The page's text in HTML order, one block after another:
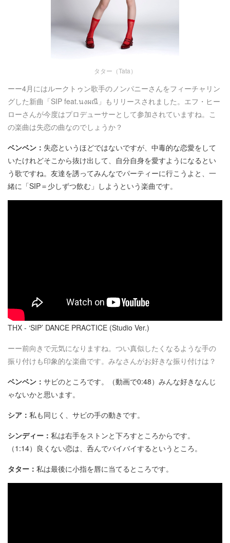
タター（Tata）
ーー4月にはルークトゥン歌手のノンパニーさんをフィーチャリン
グした新曲「SIP feat.นงผณี 」もリリースされました。エフ・ヒー
ローさんが今度はプロデューサーとして参加されていますね。こ
の楽曲は失恋の曲なのでしょうか？
ベンベン： 失恋というほどではないですが、中毒的な恋愛をして
いたけれどそこから抜け出して、自分自身を愛すようになるとい
う歌ですね。友達を誘ってみんなでパーティーに行こうよと、一
緒に「SIP＝少しずつ飲む」しようという楽曲です。
THX - ‘SIP’ DANCE PRACTICE (Studio Ver.)
ーー前向きで元気になりますね。つい真似したくなるような手の
振り付けも印象的な楽曲です。みなさんがお好きな振り付けは？
ベンベン： サビのところです。（動画で0:48）みんな好きなんじ
ゃないかと思います。
シア： 私も同じく、サビの手の動きです。
シンディー： 私は右手をストンと下ろすところからです。
（1:14）良くない恋は、呑んでバイバイするというところ。
タター： 私は最後に小指を唇に当てるところです。